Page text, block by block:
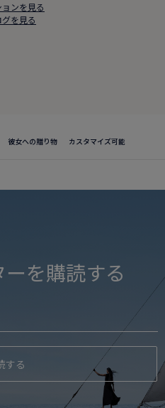
ンを見る
を見る
彼女への贈り物 カスタマイズ可能
を購読する
する